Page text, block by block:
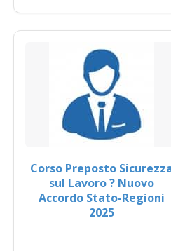
Corso Preposto
sul Lavoro ? Nuovo
Accordo Stato-Regioni
2025